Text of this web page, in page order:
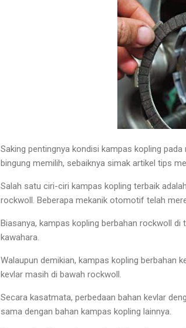
Saking pentingnya kondisi kampas kopling
bingung memilih, sebaiknya simak artikel tips
Salah satu ciri-ciri kampas kopling terbaik
rockwoll. Beberapa mekanik otomotif telah
Biasanya, kampas kopling berbahan rockwoll
kawahara.
Walaupun demikian, kampas kopling berbahan
kevlar masih di bawah rockwoll.
Secara kasatmata, perbedaan bahan kevlar
sama dengan bahan kampas kopling lainnya.